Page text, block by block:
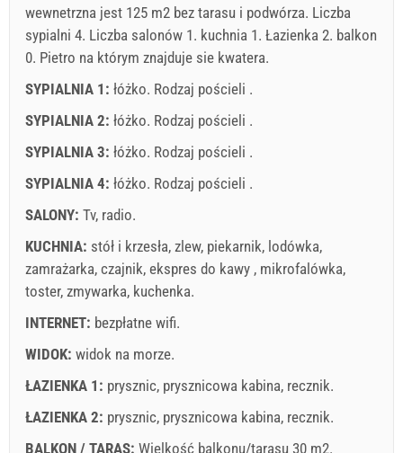
Zarezerwuj i czekaj na potwierdzenie
If you don"t want to book now, instead you have more
questions, please fill them bellow and click on "Send
Wyślij zapytanie
wewnetrzna jest 125 m2 bez tarasu i podwórza. Liczba
sypialni 4. Liczba salonów 1. kuchnia 1. Łazienka 2. balkon
0. Pietro na którym znajduje sie kwatera.
SYPIALNIA 1: łóżko. Rodzaj pościeli .
SYPIALNIA 2: łóżko. Rodzaj pościeli .
SYPIALNIA 3: łóżko. Rodzaj pościeli .
SYPIALNIA 4: łóżko. Rodzaj pościeli .
SALONY: Tv, radio.
KUCHNIA: stół i krzesła, zlew, piekarnik, lodówka,
zamrażarka, czajnik, ekspres do kawy , mikrofalówka,
toster, zmywarka, kuchenka.
INTERNET: bezpłatne wifi.
WIDOK: widok na morze.
ŁAZIENKA 1: prysznic, prysznicowa kabina, recznik.
ŁAZIENKA 2: prysznic, prysznicowa kabina, recznik.
BALKON / TARAS: Wielkość balkonu/tarasu 30 m2.